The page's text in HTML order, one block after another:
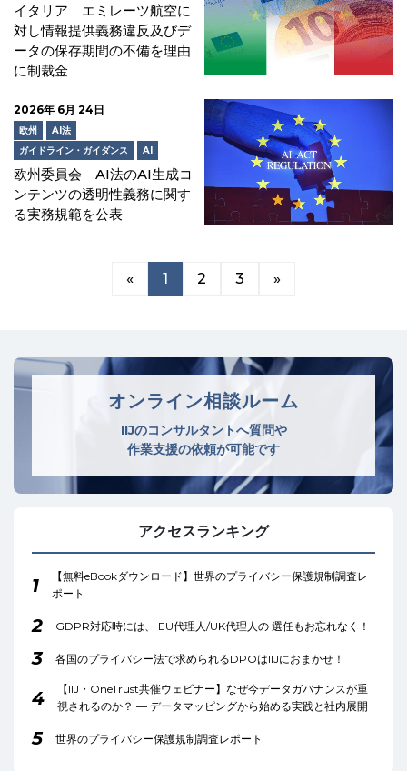
イタリア エミレーツ航空に
対し情報提供義務違反及びデ
ータの保存期間の不備を理由
に制裁金
2026年 6月 24日
欧州
AI法
ガイドライン・ガイダンス
AI
欧州委員会 AI法のAI生成コ
ンテンツの透明性義務に関す
る実務規範を公表
« 1 2 3 »
オンライン相談ルーム
IIJのコンサルタントへ質問や
作業支援の依頼が可能です
アクセスランキング
1
【無料eBookダウンロード】世界のプライバシー保護規制調査レ
ポート
2 GDPR対応時には、 EU代理人/UK代理人の 選任もお忘れなく！
3 各国のプライバシー法で求められるDPOはIIJにおまかせ！
4
【IIJ・OneTrust共催ウェビナー】なぜ今データガバナンスが重
視されるのか？ ― データマッピングから始める実践と社内展開
5 世界のプライバシー保護規制調査レポート